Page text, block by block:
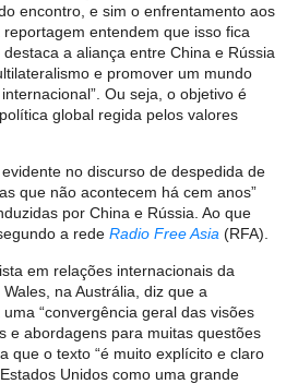
encontro, e sim o enfrentamento aos
entendem que isso fica
a aliança entre China e Rússia
e promover um mundo
Ou seja, o objetivo é
global regida pelos valores
no discurso de despedida de
que não acontecem há cem anos”
por China e Rússia. Ao que
a rede Radio Free Asia (RFA).
em relações internacionais da
na Austrália, diz que a
“convergência geral das visões
e abordagens para muitas questões
que o texto “é muito explícito e claro
Unidos como uma grande